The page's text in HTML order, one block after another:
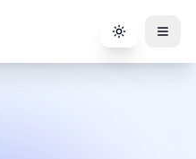
Toggle